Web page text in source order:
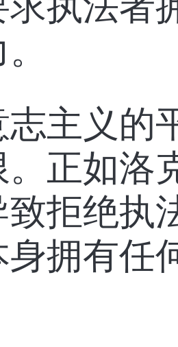
志主义的
。正如洛
致拒绝执
身拥有任